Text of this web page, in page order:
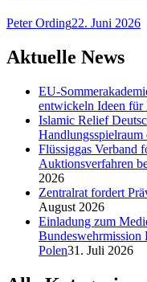
Peter Ording22. Juni 2026
Aktuelle News
EU-
entwickeln Ideen
Islamic Relief
Flüssiggas Verband
Auktionsverfahren
2026
Zentralrat fordert
August 2026
Einladung zum
Polen31. Juli 2026